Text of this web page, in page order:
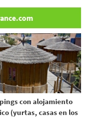
con alojamiento
(yurtas, casas en los